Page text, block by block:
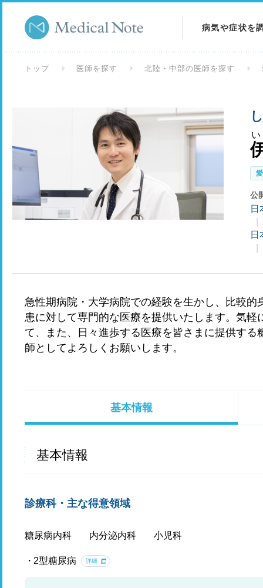
病気や症状を
検査を調べる
トップ 医師を探す 北陸・中部の医師を探す
公
日
日
急性期病院・大学病院での経験を生かし、比較
患に対して専門的な医療を提供いたします。気軽
て、また、日々進歩する医療を皆さまに提供す
師としてよろしくお願いします。
基本情報
基本情報
診療科・主な得意領域
糖尿病内科 内分泌内科 小児科
2型糖尿病 詳細